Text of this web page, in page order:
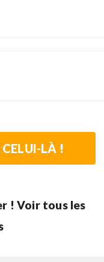
! Voir tous les